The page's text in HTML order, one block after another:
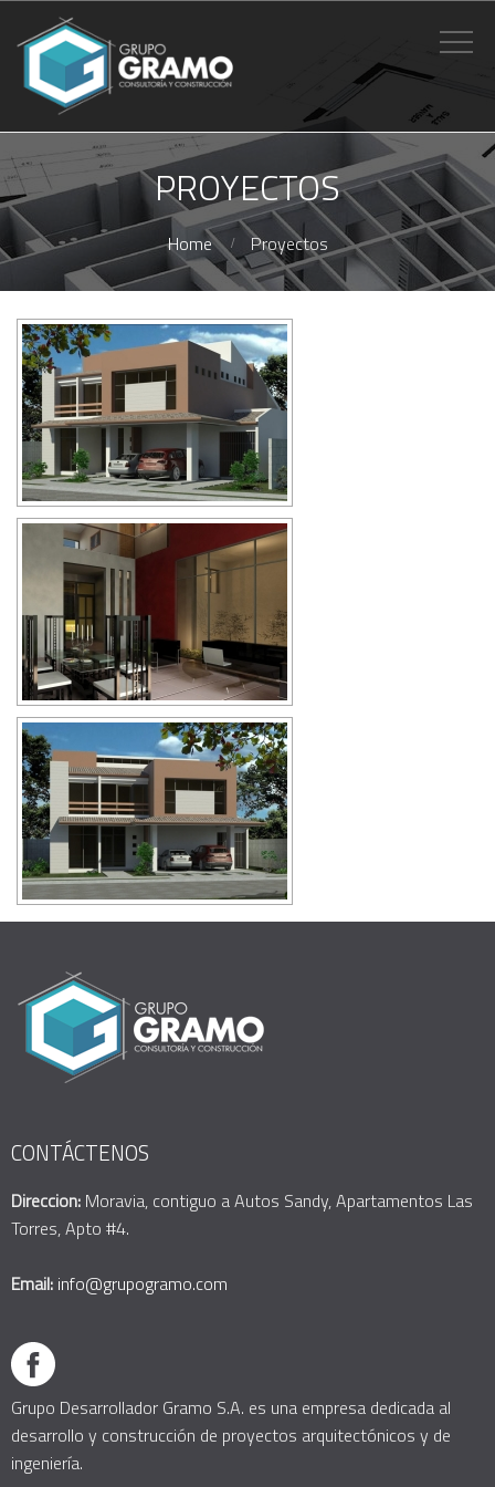
PROYECTOS
Home Proyectos
CONTÁCTENOS
Direccion: Moravia, contiguo a Autos Sandy, Apartamentos Las
Torres, Apto #4.
Email: info@grupogramo.com
Grupo Desarrollador Gramo S.A. es una empresa dedicada al
desarrollo y construcción de proyectos arquitectónicos y de
ingeniería.